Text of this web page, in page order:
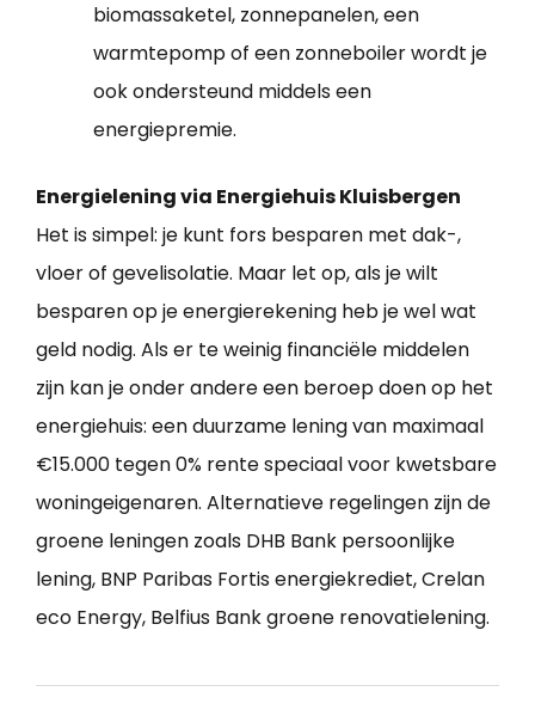
biomassaketel, zonnepanelen, een
warmtepomp of een zonneboiler wordt je
ook ondersteund middels een
energiepremie.
Energielening via Energiehuis Kluisbergen
Het is simpel: je kunt fors besparen met dak-,
vloer of gevelisolatie. Maar let op, als je wilt
besparen op je energierekening heb je wel wat
geld nodig. Als er te weinig financiële middelen
zijn kan je onder andere een beroep doen op het
energiehuis: een duurzame lening van maximaal
€15.000 tegen 0% rente speciaal voor kwetsbare
woningeigenaren. Alternatieve regelingen zijn de
groene leningen zoals DHB Bank persoonlijke
lening, BNP Paribas Fortis energiekrediet, Crelan
eco Energy, Belfius Bank groene renovatielening.